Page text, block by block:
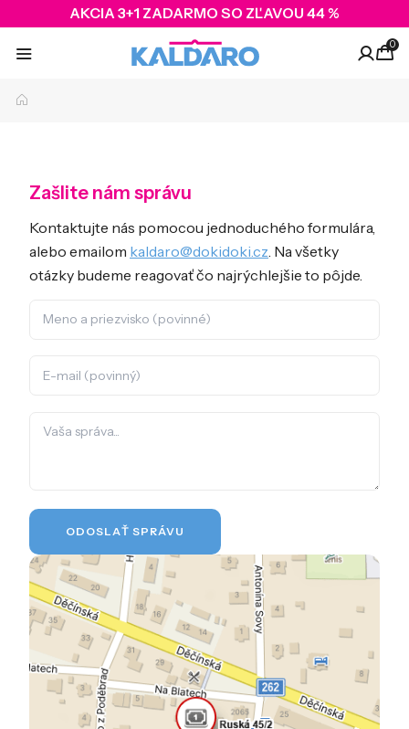
AKCIA 3+1 ZADARMO SO ZĽAVOU 44 %
0
Zašlite nám správu
Kontaktujte nás pomocou jednoduchého formulára,
alebo emailom kaldaro@dokidoki.cz . Na všetky
otázky budeme reagovať čo najrýchlejšie to pôjde.
ODOSLAŤ SPRÁVU